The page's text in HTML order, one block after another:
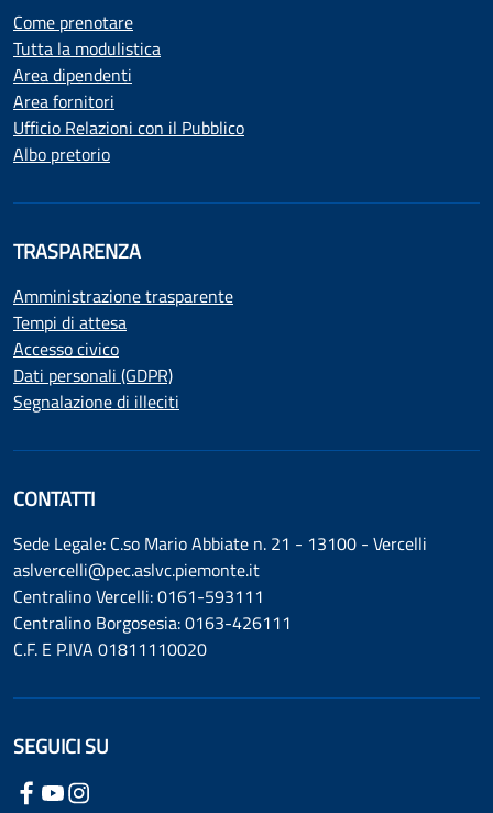
Come prenotare
Tutta la modulistica
Area dipendenti
Area fornitori
Ufficio Relazioni con il Pubblico
Albo pretorio
TRASPARENZA
Amministrazione trasparente
Tempi di attesa
Accesso civico
Dati personali (GDPR)
Segnalazione di illeciti
CONTATTI
Sede Legale: C.so Mario Abbiate n. 21 - 13100 - Vercelli
aslvercelli@pec.aslvc.piemonte.it
Centralino Vercelli: 0161-593111
Centralino Borgosesia: 0163-426111
C.F. E P.IVA 01811110020
SEGUICI SU